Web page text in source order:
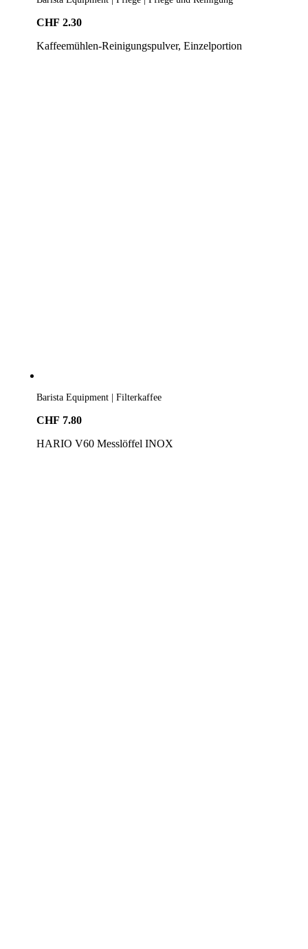
CHF 2.30
Kaffeemühlen-Reinigungspulver, Einzelportion
Barista Equipment | Filterkaffee
CHF 7.80
HARIO V60 Messlöffel INOX